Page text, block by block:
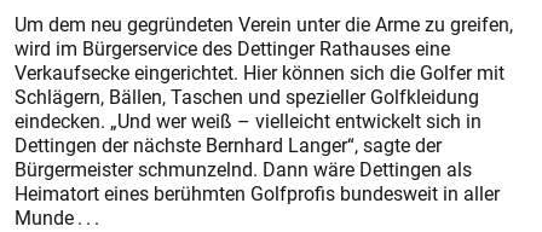
Um dem neu gegründeten Verein unter die Arme zu greifen,
wird im Bürgerservice des Dettinger Rathauses eine
Verkaufsecke eingerichtet. Hier können sich die Golfer mit
Schlägern, Bällen, Taschen und spezieller Golfkleidung
eindecken. „Und wer weiß – vielleicht entwickelt sich in
Dettingen der nächste Bernhard Langer“, sagte der
Bürgermeister schmunzelnd. Dann wäre Dettingen als
Heimatort eines berühmten Golfprofis bundesweit in aller
Munde . . .